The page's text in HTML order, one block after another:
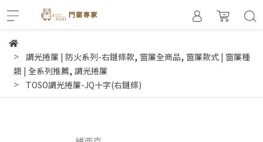
調光捲簾 | 防火系列-右鏈條款, 窗簾全商品, 窗簾款式 | 窗簾種
類 | 全系列推薦, 調光捲簾
TOSO調光捲簾-JQ十字(右鏈條)